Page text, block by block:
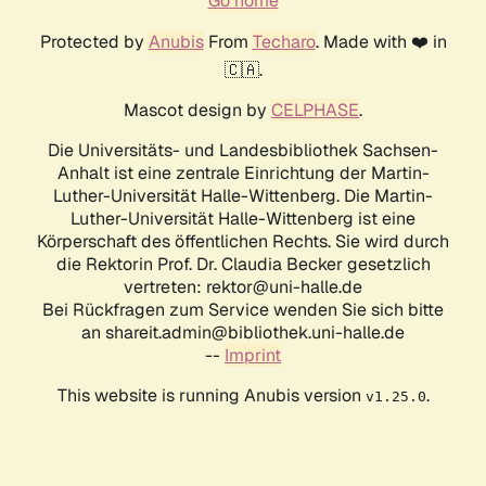
Protected by AnubisFrom Techaro. Made with ❤️ in
🇨🇦.
Mascot design by CELPHASE.
Die Universitäts- und Landesbibliothek Sachsen-
Anhalt ist eine zentrale Einrichtung der Martin-
Luther-Universität Halle-Wittenberg. Die Martin-
Luther-Universität Halle-Wittenberg ist eine
Körperschaft des öffentlichen Rechts. Sie wird durch
die Rektorin Prof. Dr. Claudia Becker gesetzlich
vertreten: rektor@uni-halle.de
Bei Rückfragen zum Service wenden Sie sich bitte
an shareit.admin@bibliothek.uni-halle.de
-- Imprint
This website is running Anubis version v1.25.0.